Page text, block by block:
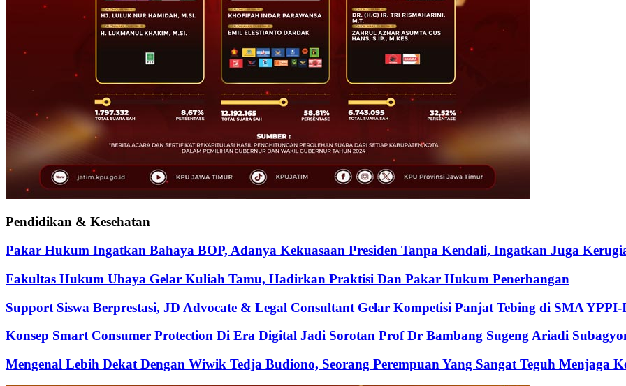
Pendidikan & Kesehatan
Pakar Hukum Ingatkan Bahaya BOP, Adanya Kekuasaan Presiden Tanpa Kendali, Ingatkan Juga
Fakultas Hukum Ubaya Gelar Kuliah Tamu, Hadirkan Praktisi Dan Pakar Hukum Penerbangan
Support Siswa Berprestasi, JD Advocate & Legal Consultant Gelar Kompetisi Panjat Tebing di SMA
Konsep Smart Consumer Protection Di Era Digital Jadi Sorotan Prof Dr Bambang Sugeng Ariadi
Mengenal Lebih Dekat Dengan Wiwik Tedja Budiono, Seorang Perempuan Yang Sangat Teguh Menjaga